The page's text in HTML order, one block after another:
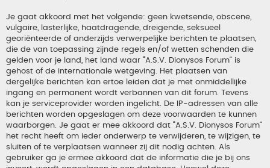
Je gaat akkoord met het volgende: geen kwetsende, obscene,
vulgaire, lasterlijke, haatdragende, dreigende, seksueel
georiënteerde of anderzijds verwerpelijke berichten te plaatsen,
die de van toepassing zijnde regels en/of wetten schenden die
gelden voor je land, het land waar “A.S.V. Dionysos Forum” is
gehost of de internationale wetgeving. Het plaatsen van
dergelijke berichten kan ertoe leiden dat je met onmiddellijke
ingang en permanent wordt verbannen van dit forum. Tevens
kan je serviceprovider worden ingelicht. De IP-adressen van alle
berichten worden opgeslagen om deze voorwaarden te kunnen
waarborgen. Je gaat er mee akkoord dat “A.S.V. Dionysos Forum”
het recht heeft om ieder onderwerp te verwijderen, te wijzigen, te
sluiten of te verplaatsen wanneer zij dit nodig achten. Als
gebruiker ga je ermee akkoord dat de informatie die je bij ons